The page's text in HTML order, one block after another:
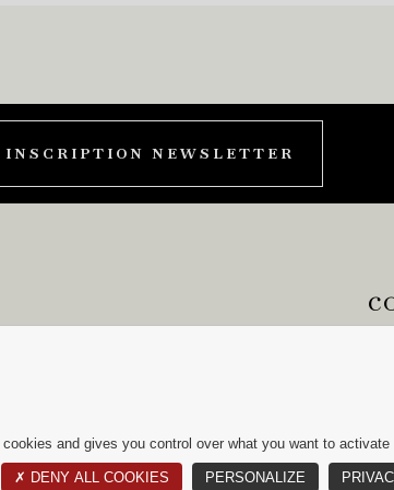
INSCRIPTION NEWSLETTER
and gives you control over what you want to activate
✗ DENY ALL COOKIES PERSONALIZE